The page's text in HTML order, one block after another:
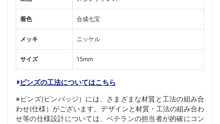
着色 合成七宝
メッキ ニッケル
サイズ 15mm
ピンズの工法についてはこちら
※ピンズ(ピンバッジ）には、さまざまな材質と工法の組み合
わせ(仕様）がございます。デザインと材質・工法の組み合わ
せ等の仕様設計については、ベテランの担当者が的確にコン